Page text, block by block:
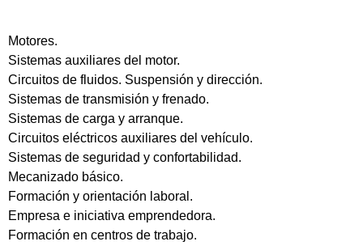
Motores.
Sistemas auxiliares del motor.
Circuitos de fluidos. Suspensión y dirección.
Sistemas de transmisión y frenado.
Sistemas de carga y arranque.
Circuitos eléctricos auxiliares del vehículo.
Sistemas de seguridad y confortabilidad.
Mecanizado básico.
Formación y orientación laboral.
Empresa e iniciativa emprendedora.
Formación en centros de trabajo.